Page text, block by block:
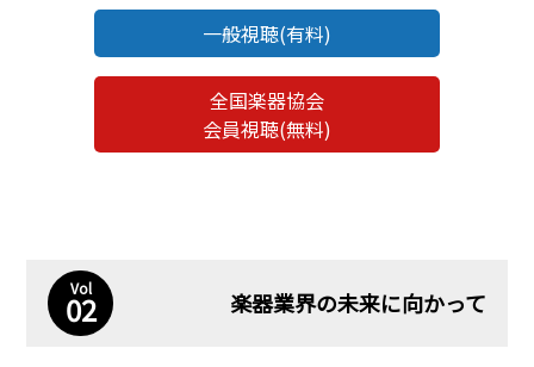
一般視聴(有料)
全国楽器協会
会員視聴(無料)
Vol
02 楽器業界の未来に向かって